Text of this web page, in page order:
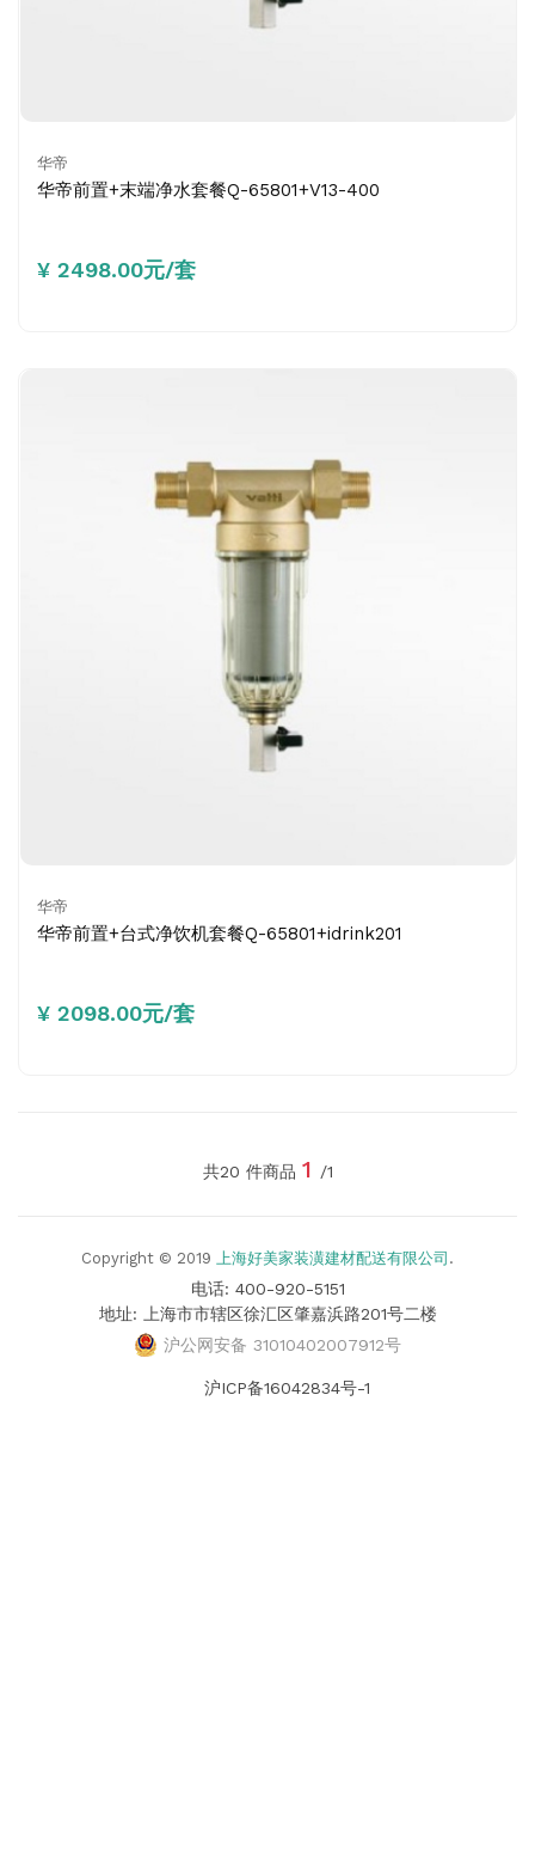
华帝
华帝前置+末端净水套餐Q-65801+V13-400
¥ 2498.00元/套
华帝
华帝前置+台式净饮机套餐Q-65801+idrink201
¥ 2098.00元/套
共20 件商品 1 /1
Copyright © 2019 上海好美家装潢建材配送有限公司 .
电话: 400-920-5151
地址: 上海市市辖区徐汇区肇嘉浜路201号二楼
沪公网安备 31010402007912号
沪ICP备16042834号-1